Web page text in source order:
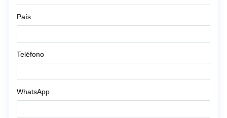
País
Teléfono
WhatsApp